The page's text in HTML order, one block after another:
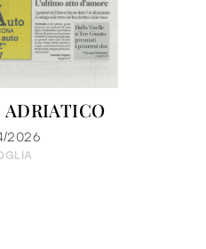
ADRIATICO
2026